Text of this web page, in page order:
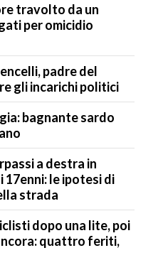
travolto da un
per omicidio
padre del
gli incarichi politici
bagnante sardo
a destra in
le ipotesi di
strada
dopo una lite, poi
quattro feriti,